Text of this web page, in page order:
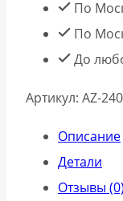
По
По
До
Артикул: AZ-
Описание
Детали
Отзывы (0)